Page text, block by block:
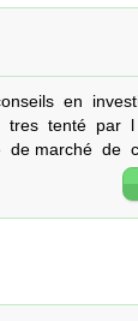
en
tres  tenté  par
de marché  de